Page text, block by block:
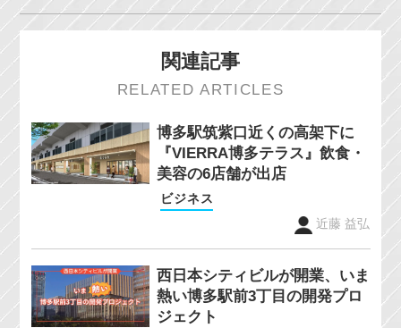
関連記事
RELATED ARTICLES
博多駅筑紫口近くの高架下に
『VIERRA博多テラス』飲食・
美容の6店舗が出店
ビジネス
近藤 益弘
西日本シティビルが開業、いま
熱い博多駅前3丁目の開発プロ
ジェクト